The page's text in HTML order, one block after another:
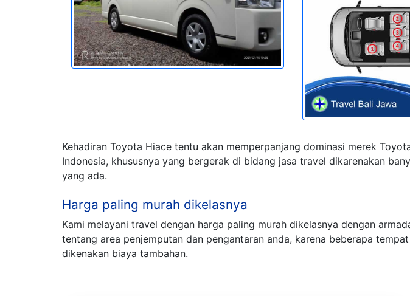
Kehadiran Toyota Hiace tentu akan memperpanjang dominasi merek
Indonesia, khususnya yang bergerak di bidang jasa travel dikarenakan
yang ada.
Harga paling murah dikelasnya
Kami melayani travel dengan harga paling murah dikelasnya dengan
tentang area penjemputan dan pengantaran anda, karena beberapa
dikenakan biaya tambahan.